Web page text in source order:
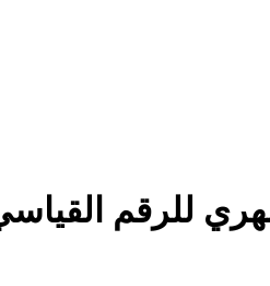
انخفاض المؤشر الشهري للرقم